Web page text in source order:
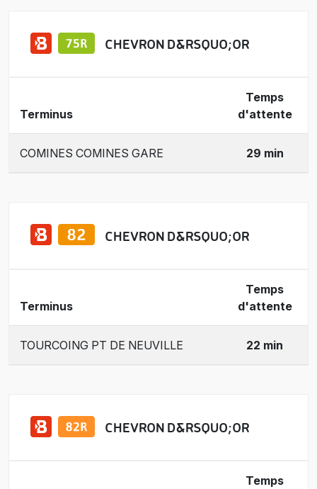
CHEVRON D&RSQUO;OR
Terminus
Temps
d'attente
COMINES COMINES GARE 29 min
CHEVRON D&RSQUO;OR
Terminus
Temps
d'attente
TOURCOING PT DE NEUVILLE 22 min
CHEVRON D&RSQUO;OR
Temps